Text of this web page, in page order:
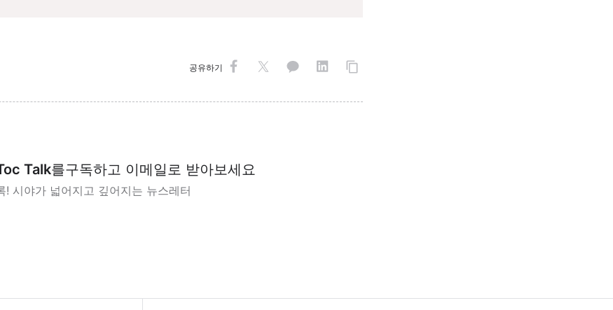
공유하기
Talk를구독하고 이메일로 받아보세요
! 시야가 넓어지고 깊어지는 뉴스레터